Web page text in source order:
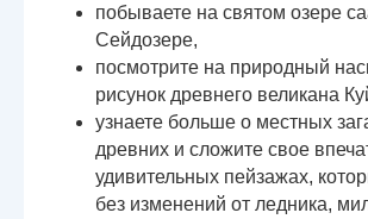
побываете на святом озере
Сейдозере,
посмотрите на природный
рисунок древнего великана
узнаете больше о местных
древних и сложите свое
удивительных пейзажах,
без изменений от ледника,